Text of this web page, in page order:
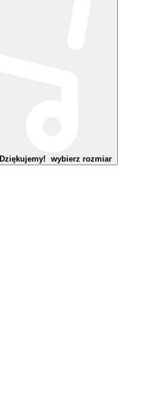
Dziękujemy! wybierz rozmiar